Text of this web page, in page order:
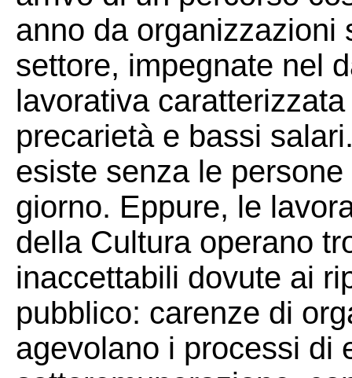
anno da organizzazioni
settore, impegnate nel
lavorativa
precarietà e bassi
esiste senza le
giorno. Eppure, le
della Cultura operano
inaccettabili dovute ai
pubblico: carenze di
agevolano i processi di